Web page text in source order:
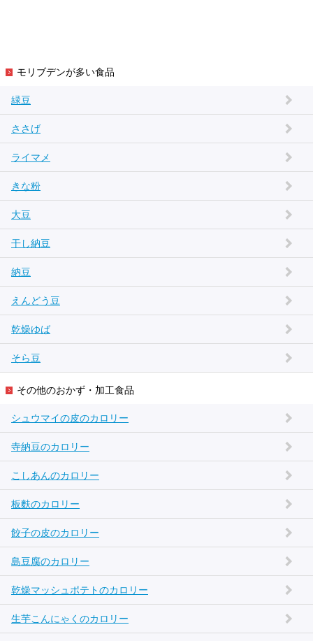
モリブデンが多い食品
緑豆
ささげ
ライマメ
きな粉
大豆
干し納豆
納豆
えんどう豆
乾燥ゆば
そら豆
その他のおかず・加工食品
シュウマイの皮のカロリー
寺納豆のカロリー
こしあんのカロリー
板麩のカロリー
餃子の皮のカロリー
島豆腐のカロリー
乾燥マッシュポテトのカロリー
生芋こんにゃくのカロリー